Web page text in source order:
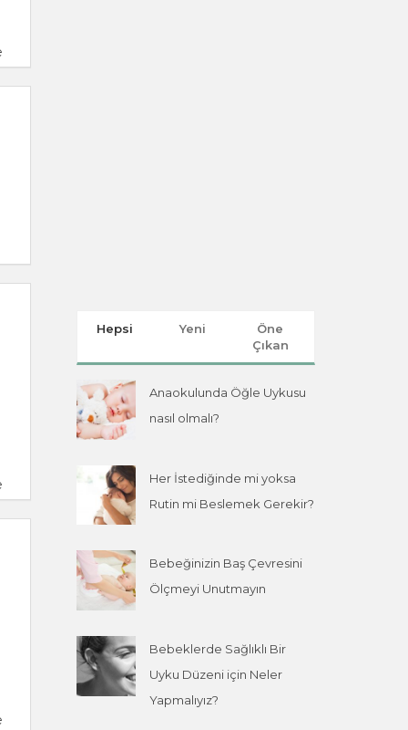
Hepsi Yeni
Öne
Çıkan
Anaokulunda Öğle Uykusu
nasıl olmalı?
Her İstediğinde mi yoksa
Rutin mi Beslemek Gerekir?
Bebeğinizin Baş Çevresini
Ölçmeyi Unutmayın
Bebeklerde Sağlıklı Bir
Uyku Düzeni için Neler
Yapmalıyız?